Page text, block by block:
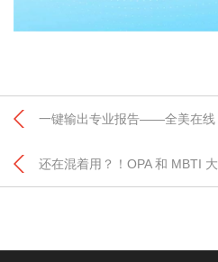
一键输出专业报告——全美在线
还在混着用？！OPA 和 MBTI